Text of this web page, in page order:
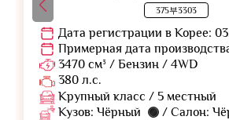
375부3303
Дата регистрации в Корее:
Примерная дата
3470 см³ / Бензин / 4WD
380 л.с.
Крупный класс / 5 местный
Кузов: Чёрный
/ Салон: